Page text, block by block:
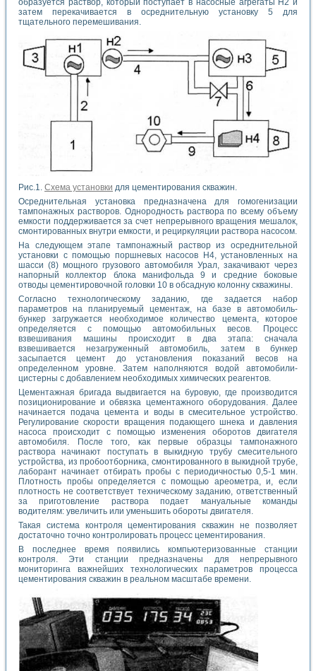
образуется раствор, который поступает в насосные агрегаты Н2 и
затем перекачивается в осреднительную установку 5 для
тщательного перемешивания.
Рис.1. Схема установки для цементирования скважин.
Осреднительная установка предназначена для гомогенизации
тампонажных растворов. Однородность раствора по всему объему
емкости поддерживается за счет непрерывного вращения мешалок,
смонтированных внутри емкости, и рециркуляции раствора насосом.
На следующем этапе тампонажный раствор из осреднительной
установки с помощью поршневых насосов Н4, установленных на
шасси (8) мощного грузового автомобиля Урал, закачивают через
напорный коллектор блока манифольда 9 и средние боковые
отводы цементировочной головки 10 в обсадную колонну скважины.
Согласно технологическому заданию, где задается набор
параметров на планируемый цементаж, на базе в автомобиль-
бункер загружается необходимое количество цемента, которое
определяется с помощью автомобильных весов. Процесс
взвешивания машины происходит в два этапа: сначала
взвешивается незагруженный автомобиль, затем в бункер
засыпается цемент до установления показаний весов на
определенном уровне. Затем наполняются водой автомобили-
цистерны с добавлением необходимых химических реагентов.
Цементажная бригада выдвигается на буровую, где производится
позиционирование и обвязка цементажного оборудования. Далее
начинается подача цемента и воды в смесительное устройство.
Регулирование скорости вращения подающего шнека и давления
насоса происходит с помощью изменения оборотов двигателя
автомобиля. После того, как первые образцы тампонажного
раствора начинают посту­пать в выкидную трубу смесительного
устройства, из пробоотборника, смонтирован­ного в выкидной трубе,
лаборант начинает отбирать пробы с периодичностью 0,5-1 мин.
Плотность пробы определяется с помощью ареометра, и, если
плотность не соответствует техническому заданию, ответственный
за приготовление раствора подает мануальные команды
водителям: увеличить или уменьшить обороты двигателя.
Такая система контроля цементирования скважин не позволяет
достаточно точно контролировать процесс цементирования.
В последнее время появились компьютеризованные станции
контроля. Эти станции предназначены для непрерывного
мониторинга важнейших технологических параметров процесса
цементирования скважин в реальном масштабе времени.